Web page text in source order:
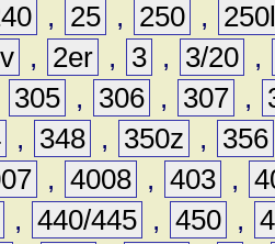
, 25 , 250 ,
, 2er , 3 , 3/20 ,
305 , 306 , 307 ,
, 348 , 350z ,
356
, 4008 , 403 ,
, 440/445 , 450 ,